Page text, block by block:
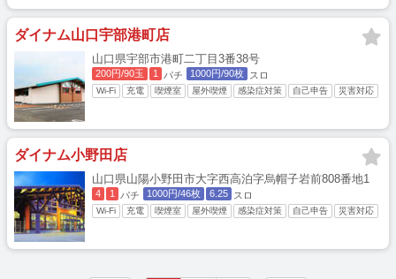
ダイナム山口宇部港町店
山口県宇部市港町二丁目3番38号
200円/90玉 1 パチ 1000円/90枚 スロ
Wi-Fi 充電 喫煙室 屋外喫煙 感染症対策 自己申告 災害対応
ダイナム小野田店
山口県山陽小野田市大字西高泊字烏帽子岩前808番地1
4 1 パチ 1000円/46枚 6.25 スロ
Wi-Fi 充電 喫煙室 屋外喫煙 感染症対策 自己申告 災害対応